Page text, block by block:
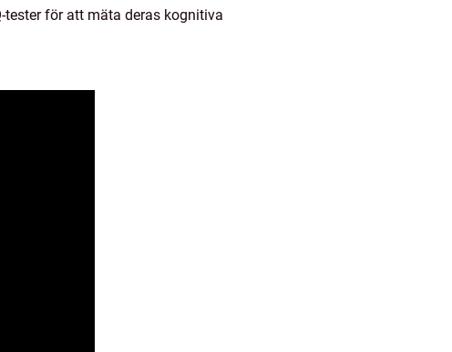
för att mäta deras kognitiva